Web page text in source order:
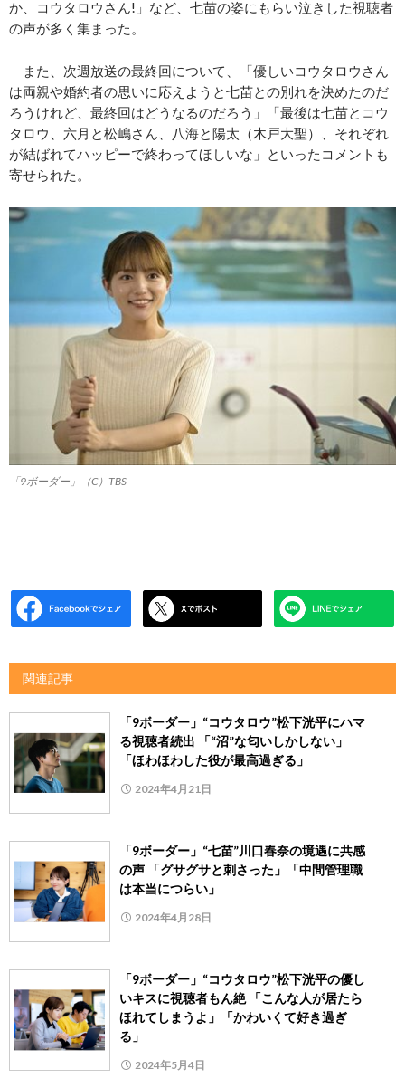
か、コウタロウさん!」など、七苗の姿にもらい泣きした視聴者
の声が多く集まった。
また、次週放送の最終回について、「優しいコウタロウさん
は両親や婚約者の思いに応えようと七苗との別れを決めたのだ
ろうけれど、最終回はどうなるのだろう」「最後は七苗とコウ
タロウ、六月と松嶋さん、八海と陽太（木戸大聖）、それぞれ
が結ばれてハッピーで終わってほしいな」といったコメントも
寄せられた。
「9ボーダー」（C）TBS
関連記事
「9ボーダー」“コウタロウ”松下洸平にハマ
る視聴者続出 「“沼”な匂いしかしない」
「ほわほわした役が最高過ぎる」
2024年4月21日
「9ボーダー」“七苗”川口春奈の境遇に共感
の声 「グサグサと刺さった」「中間管理職
は本当につらい」
2024年4月28日
「9ボーダー」“コウタロウ”松下洸平の優し
いキスに視聴者もん絶 「こんな人が居たら
ほれてしまうよ」「かわいくて好き過ぎ
る」
2024年5月4日